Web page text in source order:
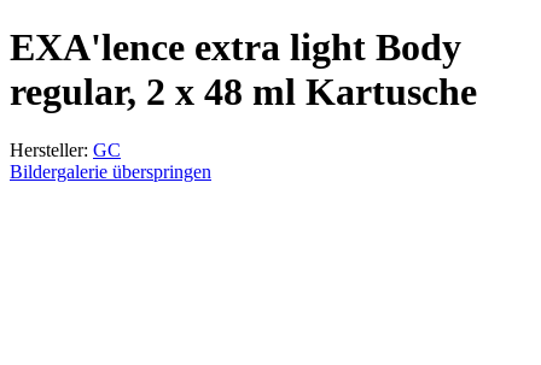
EXA'lence extra light Body
regular, 2 x 48 ml Kartusche
Hersteller: GC
Bildergalerie überspringen